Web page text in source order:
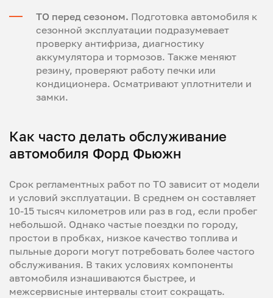
ТО перед сезоном. Подготовка автомобиля к
сезонной эксплуатации подразумевает
проверку антифриза, диагностику
аккумулятора и тормозов. Также меняют
резину, проверяют работу печки или
кондиционера. Осматривают уплотнители и
замки.
Как часто делать обслуживание
автомобиля Форд Фьюжн
Срок регламентных работ по ТО зависит от модели
и условий эксплуатации. В среднем он составляет
10-15 тысяч километров или раз в год, если пробег
небольшой. Однако частые поездки по городу,
простои в пробках, низкое качество топлива и
пыльные дороги могут потребовать более частого
обслуживания. В таких условиях компоненты
автомобиля изнашиваются быстрее, и
межсервисные интервалы стоит сокращать.